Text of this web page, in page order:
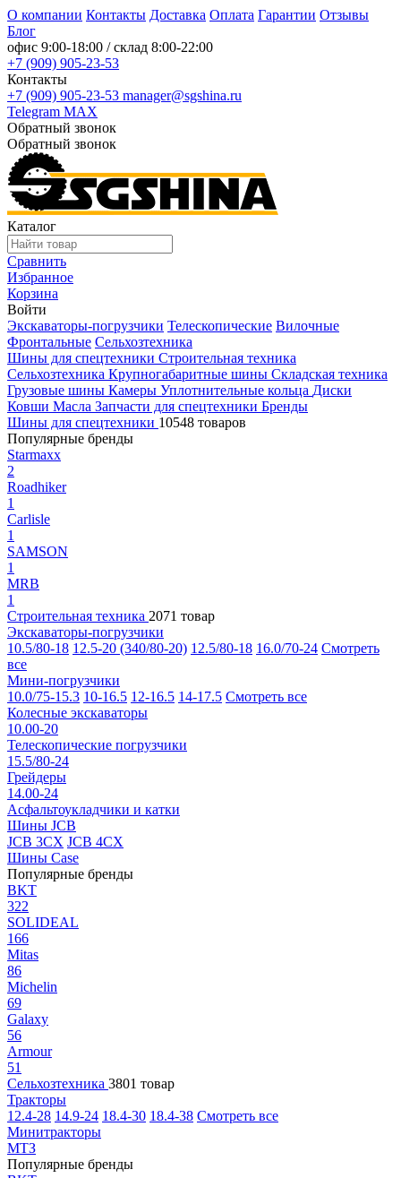
О компании Контакты Доставка Оплата Гарантии Отзывы
Блог
офис 9:00-18:00 / склад 8:00-22:00
+7 (909) 905-23-53
Контакты
+7 (909) 905-23-53 manager@sgshina.ru
Telegram MAX
Обратный звонок
Обратный звонок
Каталог
Сравнить
Избранное
Корзина
Войти
Экскаваторы-погрузчики Телескопические Вилочные
Фронтальные Сельхозтехника
Шины для спецтехники Строительная техника
Сельхозтехника Крупногабаритные шины Складская техника
Грузовые шины Камеры Уплотнительные кольца Диски
Ковши Масла Запчасти для спецтехники Бренды
Шины для спецтехники 10548 товаров
Популярные бренды
Starmaxx
2
Roadhiker
1
Carlisle
1
SAMSON
1
MRB
1
Строительная техника 2071 товар
Экскаваторы-погрузчики
10.5/80-18 12.5-20 (340/80-20) 12.5/80-18 16.0/70-24 Смотреть
все
Мини-погрузчики
10.0/75-15.3 10-16.5 12-16.5 14-17.5 Смотреть все
Колесные экскаваторы
10.00-20
Телескопические погрузчики
15.5/80-24
Грейдеры
14.00-24
Асфальтоукладчики и катки
Шины JCB
JCB 3CX JCB 4CX
Шины Case
Популярные бренды
BKT
322
SOLIDEAL
166
Mitas
86
Michelin
69
Galaxy
56
Armour
51
Сельхозтехника 3801 товар
Тракторы
12.4-28 14.9-24 18.4-30 18.4-38 Смотреть все
Минитракторы
МТЗ
Популярные бренды